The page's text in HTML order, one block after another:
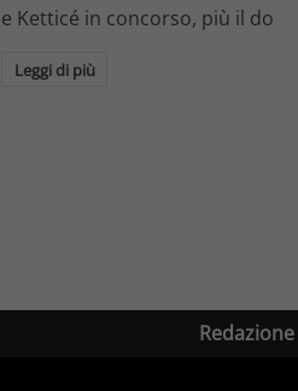
e Ketticé in concorso, più il do
Leggi di più
Redazione